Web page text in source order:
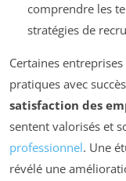
comprendre les
stratégies de
Certaines
pratiques avec
satisfaction des
sentent valorisés et
professionnel. Une
révélé une